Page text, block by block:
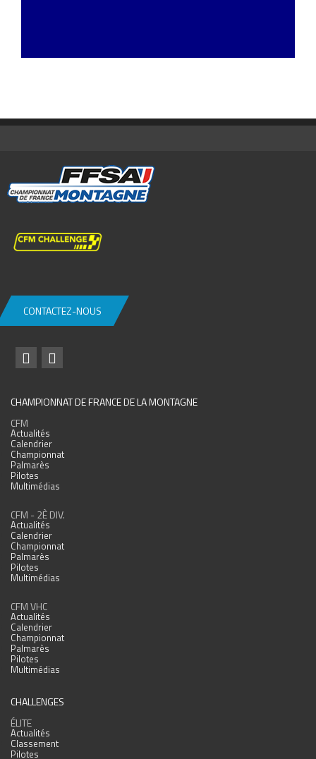
CONTACTEZ-NOUS
CHAMPIONNAT DE FRANCE DE LA MONTAGNE
CFM
Actualités
Calendrier
Championnat
Palmarès
Pilotes
Multimédias
CFM - 2È DIV.
Actualités
Calendrier
Championnat
Palmarès
Pilotes
Multimédias
CFM VHC
Actualités
Calendrier
Championnat
Palmarès
Pilotes
Multimédias
CHALLENGES
ÉLITE
Actualités
Classement
Pilotes